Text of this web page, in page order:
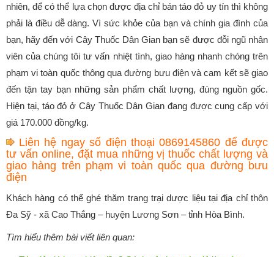
nhiên, để có thể lựa chọn được địa chỉ bán táo đỏ uy tín thì không
phải là điều dễ dàng. Vì sức khỏe của bạn và chính gia đình của
bạn, hãy đến với Cây Thuốc Dân Gian bạn sẽ được đỗi ngũ nhân
viên của chúng tôi tư vấn nhiệt tình, giao hàng nhanh chóng trên
phạm vi toàn quốc thông qua đường bưu điện và cam kết sẽ giao
đến tận tay bạn những sản phẩm chất lượng, đúng nguồn gốc.
Hiện tại, táo đỏ ở Cây Thuốc Dân Gian đang được cung cấp với
giá 170.000 đồng/kg.
Liên hệ ngay số điện thoại 0869145860 để được
tư vấn online, đặt mua những vị thuốc chất lượng và
giao hàng trên phạm vi toàn quốc qua đường bưu
điện
Khách hàng có thể ghé thăm trang trại dược liệu tại địa chỉ thôn
Đa Sỹ - xã Cao Thắng – huyện Lương Sơn – tỉnh Hòa Bình.
Tìm hiểu thêm bài viết liên quan: